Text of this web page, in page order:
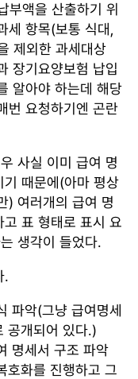
부액을 산출하기 위
세 항목(보통 식대,
제외한 과세대상
장기요양보험 납입
알아야 하는데 해당
번 요청하기엔 곤란
사실 이미 급여 명
때문에(아마 평상
) 여러개의 급여 명
표 형태로 표시 요
생각이 들었다.
.
파악(그냥 급여명세
공개되어 있다.)
명세서 구조 파악
호화를 진행하고 그